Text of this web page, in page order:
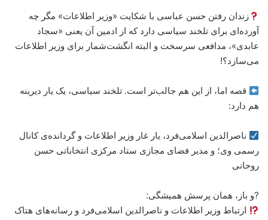
زندان رفتن حسن عباسی با شکایت «وزیر اطلاعات» مگر چه
آورده‌ای برای تلخند سیاسی دارد که از ادمین آن یعنی «سجاد
عابدی»، مدافعی سرسخت و البته انگشت‌شمار برای وزیر اطلاعات
می‌سازد؟!
قصه اما، از این هم جالب‌تر است. تلخند سیاسی، یک یار دیرینه
هم دارد:
ناصرالدین اسلامی‌فرد، یار غار وزیر اطلاعات و گردانده‌ی کانال
رسمی وی؛ و مدیر فضای مجازی ستاد مرکزی انتخاباتی حسن
روحانی
?و باز، همان پرسش همیشگی:
ارتباط وزیر اطلاعات و ناصرالدین اسلامی‌فرد و رسانه‌های هتاک